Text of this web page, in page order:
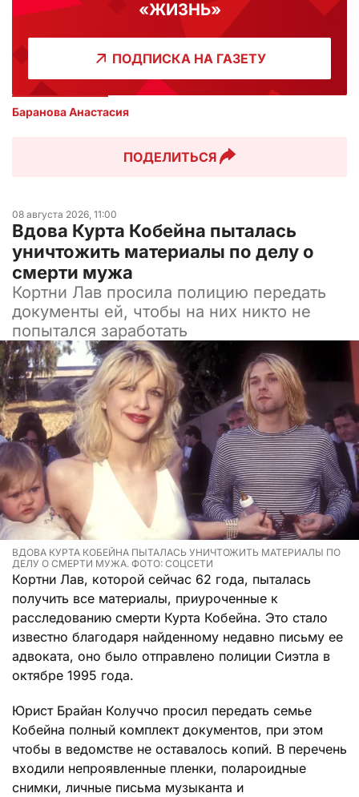
«ЖИЗНЬ»
ПОДПИСКА НА ГАЗЕТУ
Баранова Анастасия
ПОДЕЛИТЬСЯ
08 августа 2026, 11:00
Вдова Курта Кобейна пыталась
уничтожить материалы по делу о
смерти мужа
Кортни Лав просила полицию передать
документы ей, чтобы на них никто не
попытался заработать
ВДОВА КУРТА КОБЕЙНА ПЫТАЛАСЬ УНИЧТОЖИТЬ МАТЕРИАЛЫ ПО
ДЕЛУ О СМЕРТИ МУЖА. ФОТО: СОЦСЕТИ
Кортни Лав, которой сейчас 62 года, пыталась
получить все материалы, приуроченные к
расследованию смерти Курта Кобейна. Это стало
известно благодаря найденному недавно письму ее
адвоката, оно было отправлено полиции Сиэтла в
октябре 1995 года.
Юрист Брайан Колуччо просил передать семье
Кобейна полный комплект документов, при этом
чтобы в ведомстве не оставалось копий. В перечень
входили непроявленные пленки, полароидные
снимки, личные письма музыканта и